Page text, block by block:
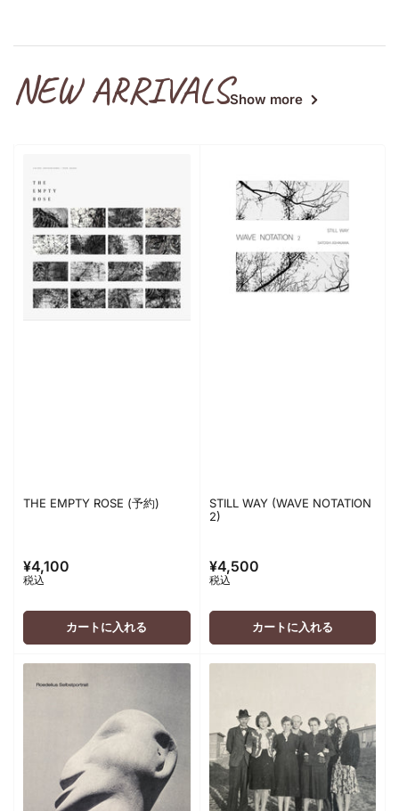
NEW ARRIVALSShow more
THE EMPTY ROSE (予約)
通
常
価
¥4,100
税込
カートに入れる
STILL WAY (WAVE NOTATION
2)
通
常
価
¥4,500
税込
カートに入れる